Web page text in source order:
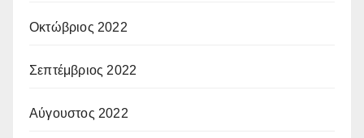
Οκτώβριος 2022
Σεπτέμβριος 2022
Αύγουστος 2022